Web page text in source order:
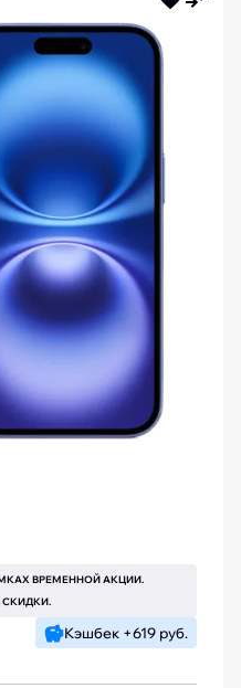
ВРЕМЕННОЙ АКЦИИ.
СКИДКИ.
Кэшбек +619 руб.